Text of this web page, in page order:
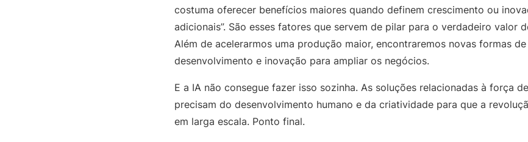
costuma oferecer benefícios maiores quando definem crescimento ou
adicionais”. São esses fatores que servem de pilar para o verdadeiro valor
Além de acelerarmos uma produção maior, encontraremos novas formas
desenvolvimento e inovação para ampliar os negócios.
E a IA não consegue fazer isso sozinha. As soluções relacionadas à força
precisam do desenvolvimento humano e da criatividade para que a
em larga escala. Ponto final.